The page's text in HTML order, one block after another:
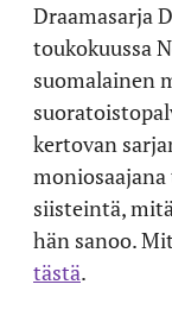
Draamasarja
toukokuussa
suomalainen
kertovan
moniosaajana
siisteintä,
hän sanoo.
tästä.